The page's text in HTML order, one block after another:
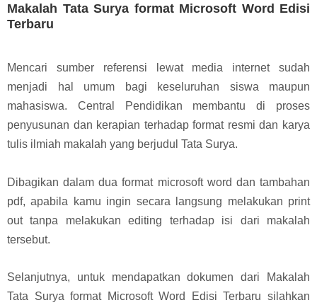
Makalah Tata Surya format Microsoft Word Edisi
Terbaru
Mencari sumber referensi lewat media internet sudah
menjadi hal umum bagi keseluruhan siswa maupun
mahasiswa. Central Pendidikan membantu di proses
penyusunan dan kerapian terhadap format resmi dan karya
tulis ilmiah makalah yang berjudul Tata Surya.
Dibagikan dalam dua format microsoft word dan tambahan
pdf, apabila kamu ingin secara langsung melakukan print
out tanpa melakukan editing terhadap isi dari makalah
tersebut.
Selanjutnya, untuk mendapatkan dokumen dari Makalah
Tata Surya format Microsoft Word Edisi Terbaru silahkan